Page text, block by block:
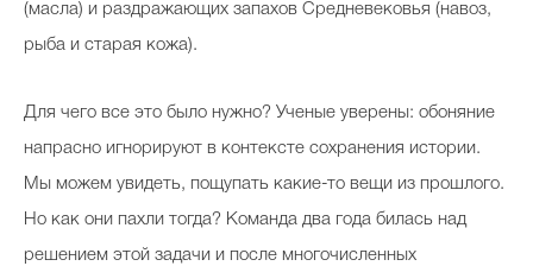
(масла) и раздражающих запахов Средневековья (навоз,
рыба и старая кожа).
Для чего все это было нужно? Ученые уверены: обоняние
напрасно игнорируют в контексте сохранения истории.
Мы можем увидеть, пощупать какие-то вещи из прошлого.
Но как они пахли тогда? Команда два года билась над
решением этой задачи и после многочисленных